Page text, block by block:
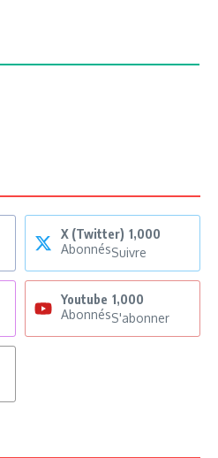
X (Twitter) 1,000
AbonnésSuivre
Youtube 1,000
AbonnésS'abonner